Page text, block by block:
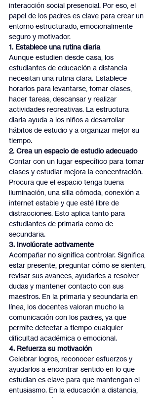
interacción social presencial. Por eso, el
papel de los padres es clave para crear un
entorno estructurado, emocionalmente
seguro y motivador.
1. Establece una rutina diaria
Aunque estudien desde casa, los
estudiantes de educación a distancia
necesitan una rutina clara. Establece
horarios para levantarse, tomar clases,
hacer tareas, descansar y realizar
actividades recreativas. La estructura
diaria ayuda a los niños a desarrollar
hábitos de estudio y a organizar mejor su
tiempo.
2. Crea un espacio de estudio adecuado
Contar con un lugar específico para tomar
clases y estudiar mejora la concentración.
Procura que el espacio tenga buena
iluminación, una silla cómoda, conexión a
internet estable y que esté libre de
distracciones. Esto aplica tanto para
estudiantes de primaria como de
secundaria.
3. Involúcrate activamente
Acompañar no significa controlar. Significa
estar presente, preguntar cómo se sienten,
revisar sus avances, ayudarles a resolver
dudas y mantener contacto con sus
maestros. En la primaria y secundaria en
línea, los docentes valoran mucho la
comunicación con los padres, ya que
permite detectar a tiempo cualquier
dificultad académica o emocional.
4. Refuerza su motivación
Celebrar logros, reconocer esfuerzos y
ayudarlos a encontrar sentido en lo que
estudian es clave para que mantengan el
entusiasmo. En la educación a distancia,